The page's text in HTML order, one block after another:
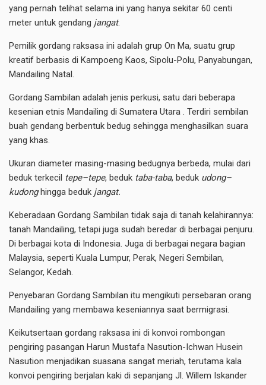
yang pernah telihat selama ini yang hanya sekitar 60 centi
meter untuk gendang jangat.
Pemilik gordang raksasa ini adalah grup On Ma, suatu grup
kreatif berbasis di Kampoeng Kaos, Sipolu-Polu, Panyabungan,
Mandailing Natal.
Gordang Sambilan adalah jenis perkusi, satu dari beberapa
kesenian etnis Mandailing di Sumatera Utara . Terdiri sembilan
buah gendang berbentuk bedug sehingga menghasilkan suara
yang khas.
Ukuran diameter masing-masing bedugnya berbeda, mulai dari
beduk terkecil tepe–tepe, beduk taba-taba, beduk udong–
kudonghingga beduk jangat.
Keberadaan Gordang Sambilan tidak saja di tanah kelahirannya:
tanah Mandailing, tetapi juga sudah beredar di berbagai penjuru.
Di berbagai kota di Indonesia. Juga di berbagai negara bagian
Malaysia, seperti Kuala Lumpur, Perak, Negeri Sembilan,
Selangor, Kedah.
Penyebaran Gordang Sambilan itu mengikuti persebaran orang
Mandailing yang membawa keseniannya saat bermigrasi.
Keikutsertaan gordang raksasa ini di konvoi rombongan
pengiring pasangan Harun Mustafa Nasution-Ichwan Husein
Nasution menjadikan suasana sangat meriah, terutama kala
konvoi pengiring berjalan kaki di sepanjang Jl. Willem Iskander